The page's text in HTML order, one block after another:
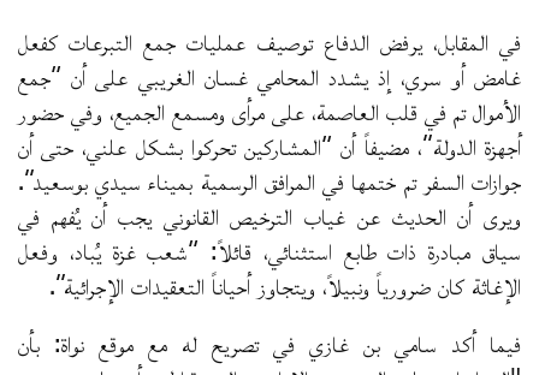
في المقابل، يرفض الدفاع توصيف عمليات جمع التبرعات كفعل
غامض أو سري، إذ يشدد المحامي غسان الغريبي على أن “جمع
الأموال تم في قلب العاصمة، على مرأى ومسمع الجميع، وفي حضور
أجهزة الدولة”، مضيفاً أن “المشاركين تحركوا بشكل علني، حتى أن
جوازات السفر تم ختمها في المرافق الرسمية بميناء سيدي بوسعيد”.
ويرى أن الحديث عن غياب الترخيص القانوني يجب أن يُفهم في
سياق مبادرة ذات طابع استثنائي، قائلاً: “شعب غزة يُباد، وفعل
الإغاثة كان ضرورياً ونبيلاً، ويتجاوز أحياناً التعقيدات الإجرائية”.
فيما أكد سامي بن غازي في تصريح له مع موقع نواة: بأن